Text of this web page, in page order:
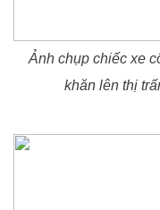
Ảnh chụp chiếc xe
khăn lên thị